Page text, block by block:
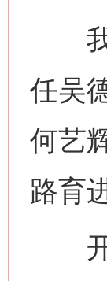
我
任吴
何艺
路育
开